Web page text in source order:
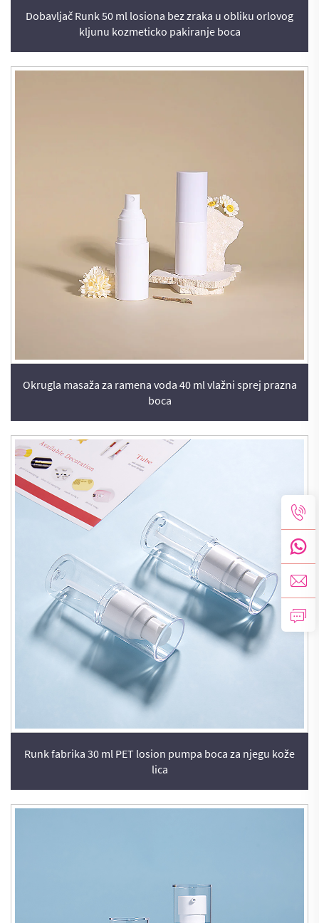
Dobavljač Runk 50 ml losiona bez zraka u obliku orlovog
kljunu kozmeticko pakiranje boca
Okrugla masaža za ramena voda 40 ml vlažni sprej prazna
boca
Runk fabrika 30 ml PET losion pumpa boca za njegu kože
lica